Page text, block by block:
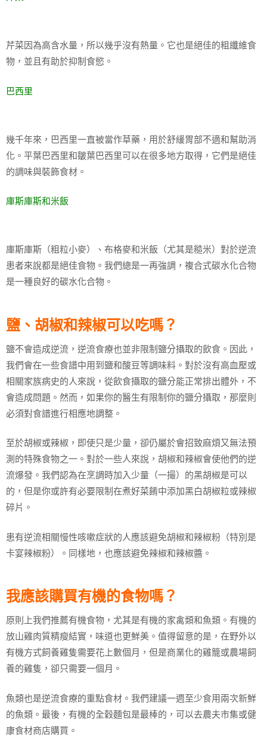
芹菜因為高含水量，所以幾乎沒有熱量。它也是絕佳的粗纖維食
物，並且有助於抑制食慾。
巴西里
幾千年來，巴西里一直被當作草藥，用於舒緩胃部不適和幫助消
化。平葉巴西里和皺葉巴西里可以在很多地方取得，它們是絕佳
的調味與裝飾食材。
庫斯庫斯和米飯
庫斯庫斯（粗粒小麥）、布格麥和米飯（尤其是糙米）對於逆流
患者來說都是絕佳食物。我們總是一再強調，複合式碳水化合物
是一種良好的碳水化合物。
鹽、胡椒和辣椒可以吃嗎？
鹽不會造成逆流，逆流食療也並非限制鹽分攝取的飲食。因此，
我們會在一些食譜中用到鹽和酸豆等調味料。對於沒有高血壓或
相關家族病史的人來說，從飲食攝取的鹽分能正常排出體外，不
會造成問題。然而，如果你的醫生有限制你的鹽分攝取，那麼則
必須對食譜進行相應地調整。
至於胡椒或辣椒，即使只是少量，卻仍屬於會招致麻煩又無法預
測的特殊食物之一。對於一些人來說，胡椒和辣椒會使他們的逆
流爆發。我們認為在烹調時加入少量（一撮）的黑胡椒是可以
的，但是你或許有必要限制在煮好菜餚中添加黑白胡椒粒或辣椒
碎片。
患有逆流相關慢性咳嗽症狀的人應該避免胡椒和辣椒粉（特別是
卡宴辣椒粉）。同樣地，也應該避免辣椒和辣椒醬。
我應該購買有機的食物嗎？
原則上我們推薦有機食物，尤其是有機的家禽類和魚類。有機的
放山雞肉質精瘦結實，味道也更鮮美。值得留意的是，在野外以
有機方式飼養雞隻需要花上數個月，但是商業化的雞籠或農場飼
養的雞隻，卻只需要一個月。
魚類也是逆流食療的重點食材。我們建議一週至少食用兩次新鮮
的魚類。最後，有機的全穀麵包是最棒的，可以去農夫市集或健
康食材商店購買。